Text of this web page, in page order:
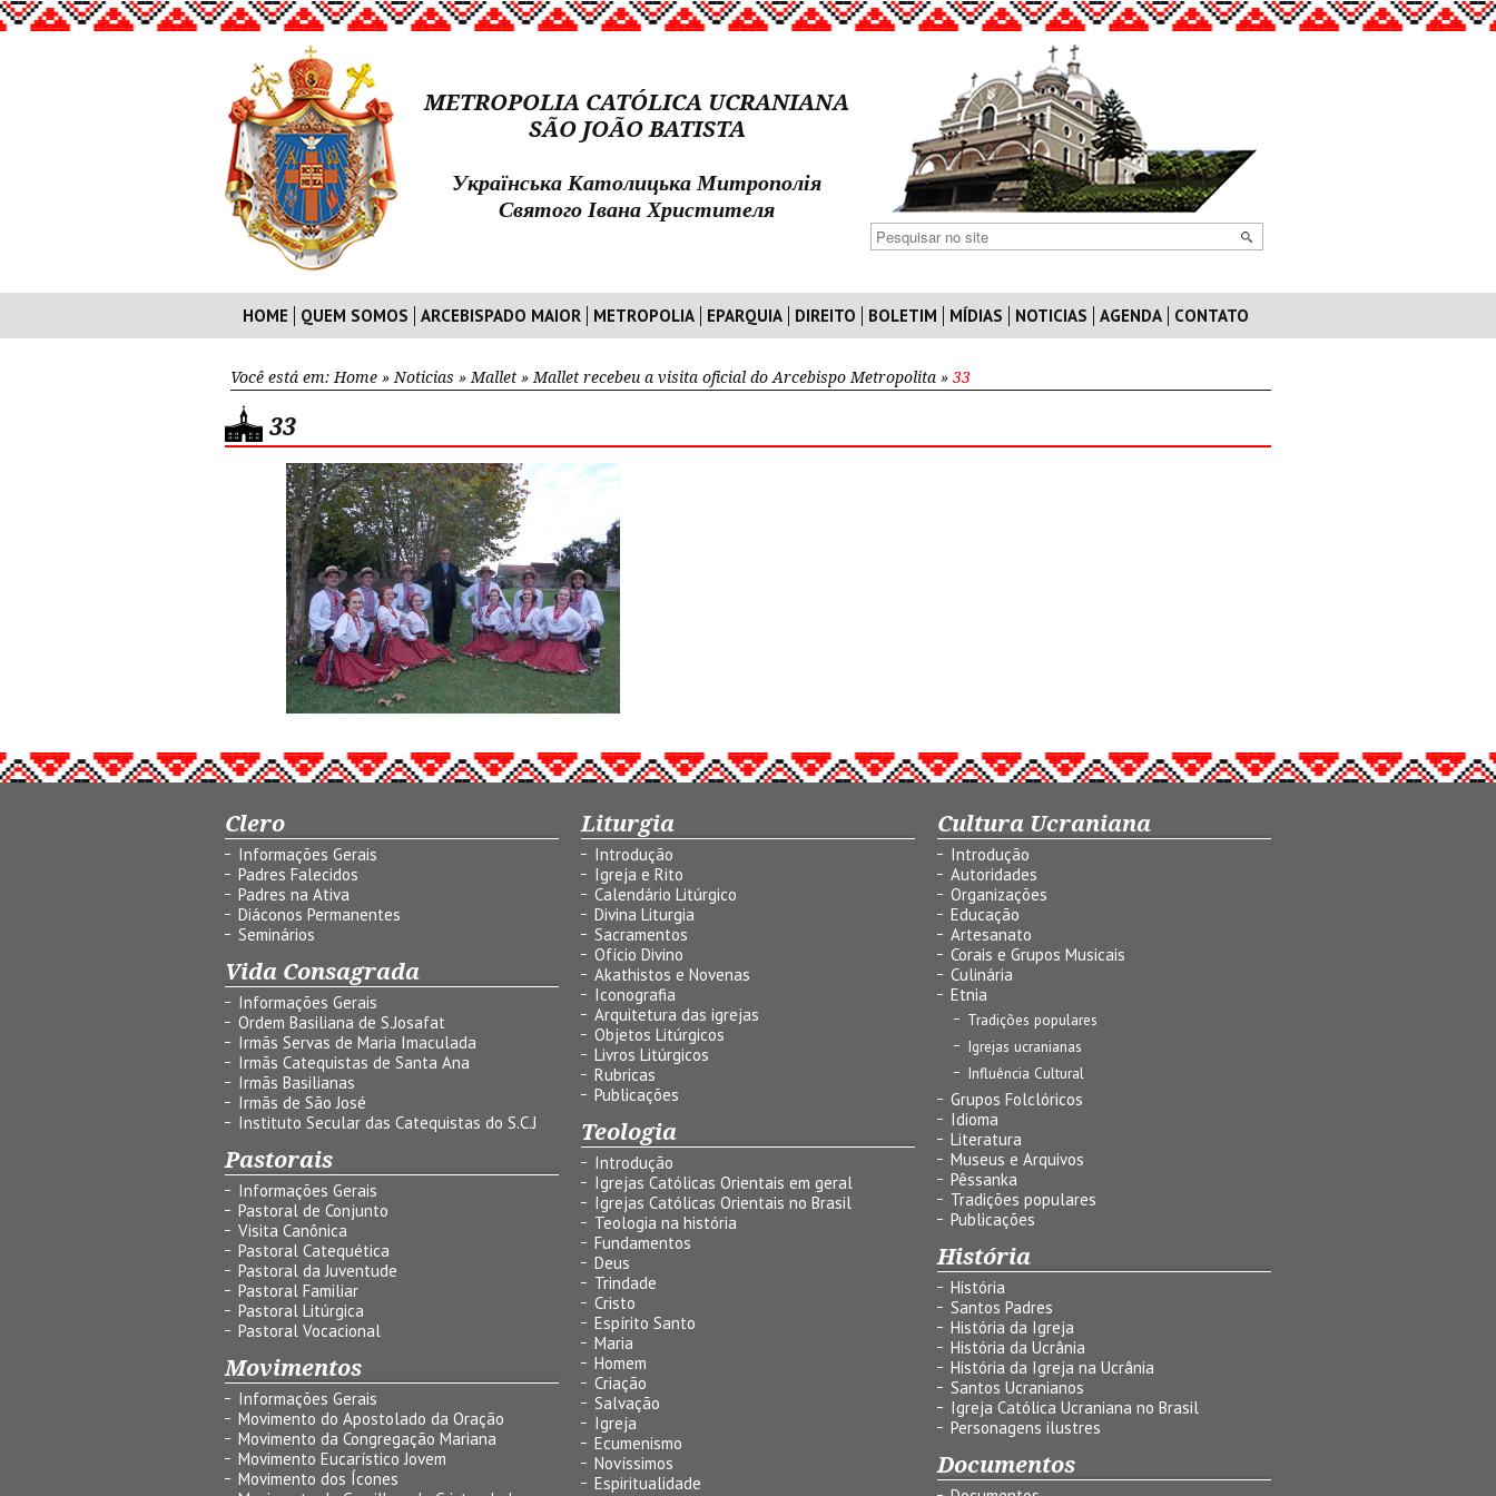
METROPOLIA CATÓLICA UCRANIANA
SÃO JOÃO BATISTA
Українська Католицька Митрополія
Святого Івана Христителя
HOME QUEM SOMOS ARCEBISPADO MAIOR METROPOLIA EPARQUIA DIREITO BOLETIM MÍDIAS NOTICIAS AGENDA CONTATO
Você está em: Home » Noticias » Mallet » Mallet recebeu a visita oficial do Arcebispo Metropolita » 33
33
Clero
Informações Gerais
Padres Falecidos
Padres na Ativa
Diáconos Permanentes
Seminários
Vida Consagrada
Informações Gerais
Ordem Basiliana de S.Josafat
Irmãs Servas de Maria Imaculada
Irmãs Catequistas de Santa Ana
Irmãs Basilianas
Irmãs de São José
Instituto Secular das Catequistas do S.C.J
Pastorais
Informações Gerais
Pastoral de Conjunto
Visita Canônica
Pastoral Catequética
Pastoral da Juventude
Pastoral Familiar
Pastoral Litúrgica
Pastoral Vocacional
Movimentos
Informações Gerais
Movimento do Apostolado da Oração
Movimento da Congregação Mariana
Movimento Eucarístico Jovem
Movimento dos Ícones
Liturgia
Introdução
Igreja e Rito
Calendário Litúrgico
Divina Liturgia
Sacramentos
Ofício Divino
Akathistos e Novenas
Iconografia
Arquitetura das igrejas
Objetos Litúrgicos
Livros Litúrgicos
Rubricas
Publicações
Teologia
Introdução
Igrejas Católicas Orientais em geral
Igrejas Católicas Orientais no Brasil
Teologia na história
Fundamentos
Deus
Trindade
Cristo
Espírito Santo
Maria
Homem
Criação
Salvação
Igreja
Ecumenismo
Novíssimos
Espiritualidade
Cultura Ucraniana
Introdução
Autoridades
Organizações
Educação
Artesanato
Corais e Grupos Musicais
Culinária
Etnia
Tradições populares
Igrejas ucranianas
Influência Cultural
Grupos Folclóricos
Idioma
Literatura
Museus e Arquivos
Pêssanka
Tradições populares
Publicações
História
História
Santos Padres
História da Igreja
História da Ucrânia
História da Igreja na Ucrânia
Santos Ucranianos
Igreja Católica Ucraniana no Brasil
Personagens ilustres
Documentos